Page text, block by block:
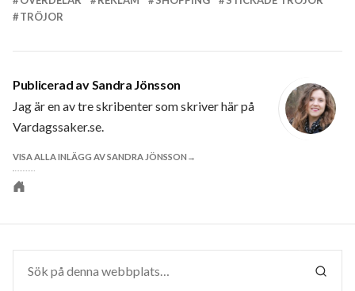
TRÖJOR
Publicerad avSandra Jönsson
Jag är en av tre skribenter som skriver här på
Vardagssaker.se.
VISA ALLA INLÄGG AV SANDRA JÖNSSON
webbplats
efter:
SÖK